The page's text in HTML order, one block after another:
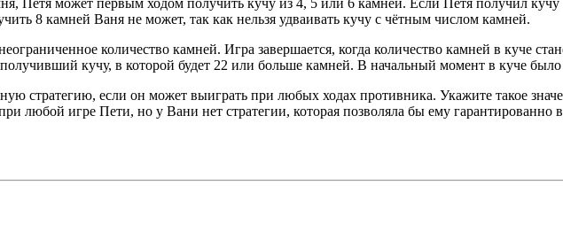
8 камней Ваня не может, так как нельзя удваивать кучу с чётным числом камней.
количество камней. Игра завершается, когда количество камней в куче
кучу, в которой будет 22 или больше камней. В начальный момент в куче
стратегию, если он может выиграть при любых ходах противника. Укажите такое
любой игре Пети, но у Вани нет стратегии, которая позволяла бы ему гарантированно